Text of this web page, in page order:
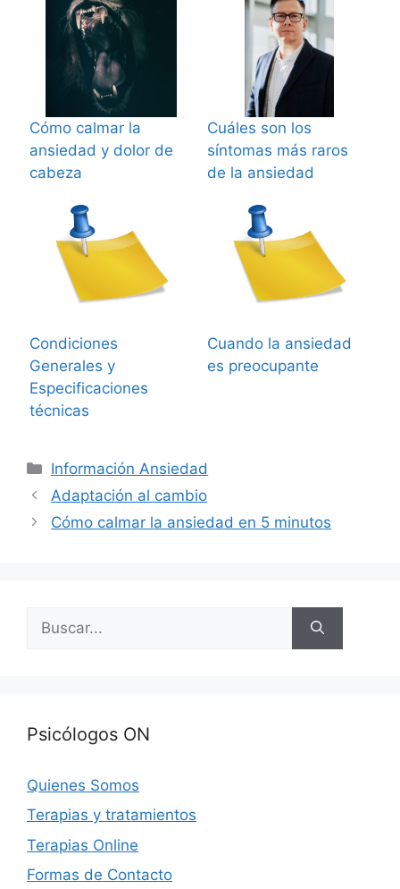
Cómo calmar la
ansiedad y dolor de
cabeza
Cuáles son los
síntomas más raros
de la ansiedad
Condiciones
Generales y
Especificaciones
técnicas
Cuando la ansiedad
es preocupante
Categorías
Información Ansiedad
Adaptación al cambio
Cómo calmar la ansiedad en 5 minutos
Psicólogos ON
Quienes Somos
Terapias y tratamientos
Terapias Online
Formas de Contacto